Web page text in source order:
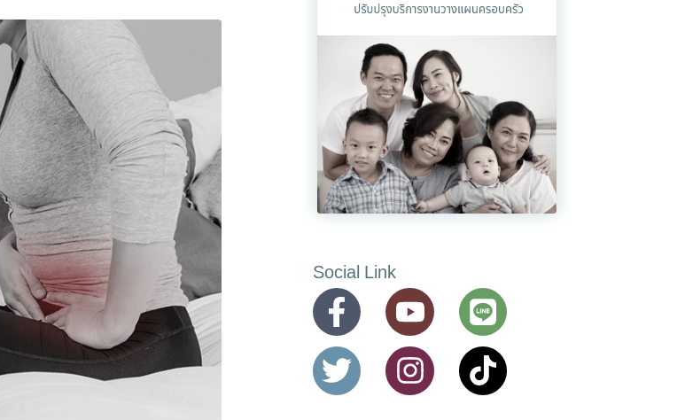
Social Link